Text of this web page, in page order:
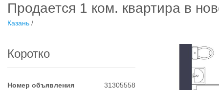
Продается 1 ком. квартира в
Казань /
Коротко
Номер объявления
31305558